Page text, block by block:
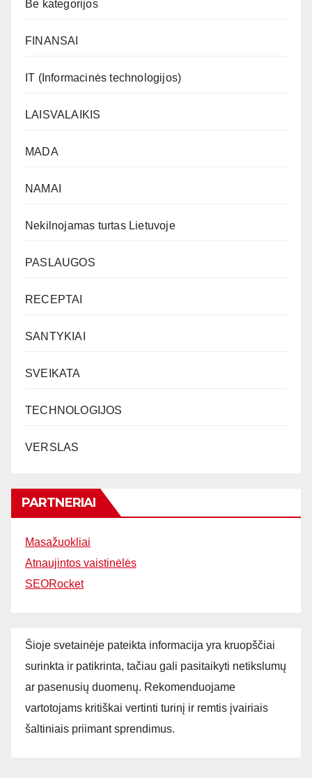
Be kategorijos
FINANSAI
IT (Informacinės technologijos)
LAISVALAIKIS
MADA
NAMAI
Nekilnojamas turtas Lietuvoje
PASLAUGOS
RECEPTAI
SANTYKIAI
SVEIKATA
TECHNOLOGIJOS
VERSLAS
PARTNERIAI
Masažuokliai
Atnaujintos vaistinėlės
SEORocket
Šioje svetainėje pateikta informacija yra kruopščiai
surinkta ir patikrinta, tačiau gali pasitaikyti netikslumų
ar pasenusių duomenų. Rekomenduojame
vartotojams kritiškai vertinti turinį ir remtis įvairiais
šaltiniais priimant sprendimus.